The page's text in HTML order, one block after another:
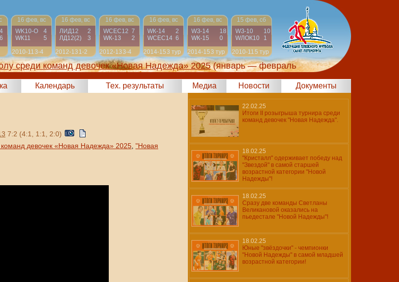
4
6
16 фев, вс
WK10-О
4
WК11
5
2010-113-4
16 фев, вс
ЛИД12
2
ЛД12(2)
3
2012-13 1-2
16 фев, вс
WСЕС12 7
WК-13
2
2012-133-4
16 фев, вс
WК-14
2
WСЕС14 6
2014-153 тур
16 фев, вс
WЗ-14
18
WК-15
0
2014-153 тур
15 фев, сб
WЗ-10
10
WЛОК10
1
2010-115 тур
среди команд девочек «Новая Надежда» 2025 (январь — февраль
Календарь Тех. результаты Медиа Новости Документы
7:2 (4:1, 1:1, 2:0)
девочек «Новая Надежда» 2025 "Новая
22.02.25
Итоги II розыгрыша турнира среди
команд девочек "Новая Надежда".
18.02.25
"Кристалл" одерживает победу над
"Звездой" в самой старшей
возрастной категории "Новой
Надежды"!
18.02.25
Сразу две команды Светланы
Великановой оказались на
пьедестале "Новой Надежды"!
18.02.25
Юные "звёздочки" - чемпионки
"Новой Надежды" в самой младшей
возрастной категории!